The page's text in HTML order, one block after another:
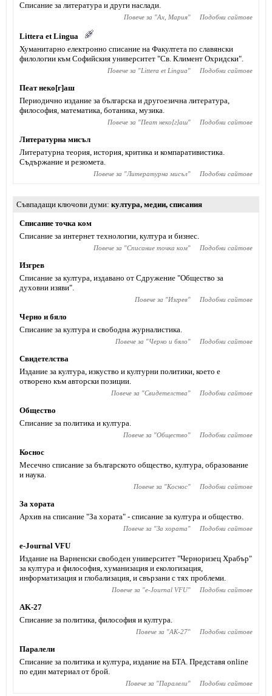
Списание за литература и други наслади.
Повече за "Ах, Мария" Подобни сайтове
Littera et Lingua
Хуманитарно електронно списание на Факултета по славянски
филологии към Софийския университет "Св. Климент Охридски".
Повече за "Littera et Lingua" Подобни сайтове
Пеат неко[г]аш
Периодично издание за българска и другоезична литература,
философия, математика, ботаника, музика.
Повече за "Пеат неко[г]аш" Подобни сайтове
Литературна мисъл
Литературна теория, история, критика и компаративистика.
Съдържание и резюмета.
Повече за "Литературна мисъл" Подобни сайтове
Съвпадащи ключови думи култура, медии, списания
Списание точка ком
Списание за интернет технологии, култура и бизнес.
Повече за "Списание точка ком" Подобни сайтове
Изгрев
Списание за култура, издавано от Сдружение "Общество за
духовни изяви".
Повече за "Изгрев" Подобни сайтове
Черно и бяло
Списание за култура и свободна журналистика.
Повече за "Черно и бяло" Подобни сайтове
Свидетелства
Издание за култура, изкуство и културни политики, което е
отворено към авторски позиции.
Повече за "Свидетелства" Подобни сайтове
Общество
Списание за политика и култура.
Повече за "Общество" Подобни сайтове
Коснос
Месечно списание за българското общество, култура, образование
и наука.
Повече за "Коснос" Подобни сайтове
За хората
Архив на списание "За хората" - списание за култура и общество.
Повече за "За хората" Подобни сайтове
e-Journal VFU
Издание на Варненски свободен университет "Черноризец Храбър"
за култура и философия, хуманизация и екологизация,
информатизация и глобализация, и свързани с тях проблеми.
Повече за "e-Journal VFU" Подобни сайтове
AK-27
Списание за политика, философия и култура.
Повече за "AK-27" Подобни сайтове
Паралели
Списание за политика и култура, издание на БТА. Представя online
по един материал от брой.
Повече за "Паралели" Подобни сайтове